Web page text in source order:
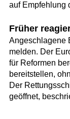
auf Empfehlung
Früher
Angeschlagene
melden. Der
für Reformen
bereitstellen,
Der
geöffnet,